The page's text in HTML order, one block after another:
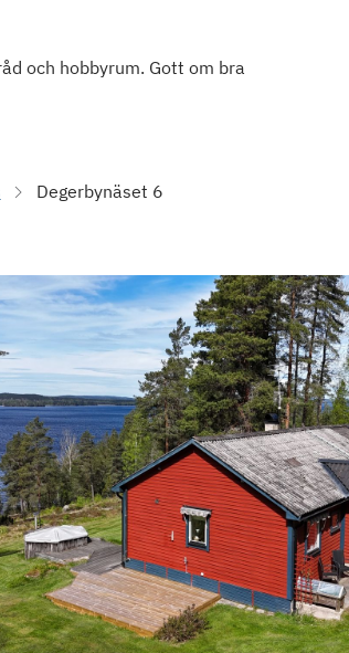
och hobbyrum. Gott om bra
Degerbynäset 6